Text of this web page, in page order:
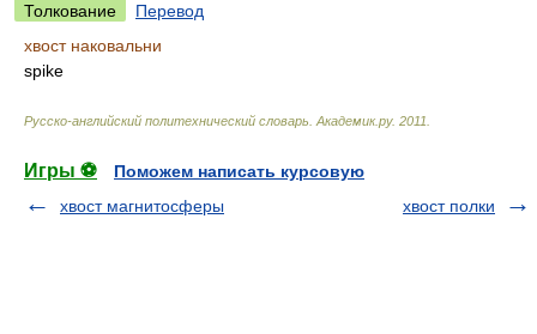
Толкование
Перевод
хвост наковальни
spike
Русско-английский политехнический словарь Академик.ру. 2011
Игры ⚽
Поможем написать курсовую
хвост магнитосферы
хвост полки